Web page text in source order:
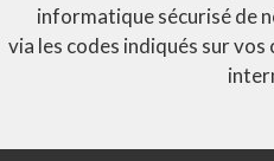
informatique sécurisé de
via les codes indiqués sur